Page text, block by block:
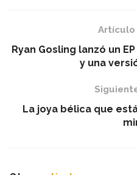
Ryan Gosling lanzó un
y una
La joya bélica que